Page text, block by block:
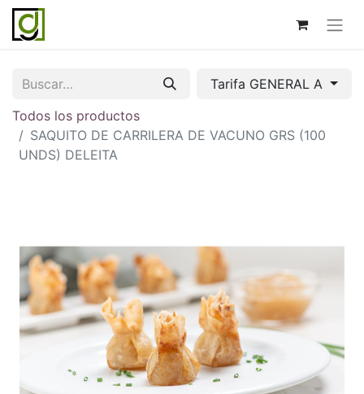
Tarifa GENERAL A
Todos los productos
SAQUITO DE CARRILERA DE VACUNO GRS (100
UNDS) DELEITA